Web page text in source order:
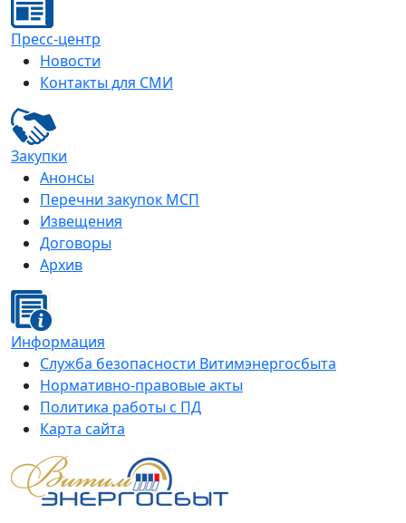
Пресс-центр
Новости
Контакты для СМИ
Закупки
Анонсы
Перечни закупок МСП
Извещения
Договоры
Архив
Информация
Служба безопасности Витимэнергосбыта
Нормативно-правовые акты
Политика работы с ПД
Карта сайта